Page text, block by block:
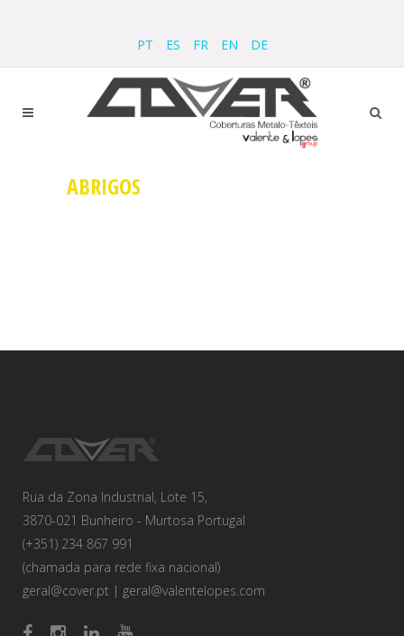
PT ES FR EN DE
ABRIGOS
Rua da Zona Industrial, Lote 15,
3870-021 Bunheiro - Murtosa Portugal
(+351) 234 867 991
(chamada para rede fixa nacional)
geral@cover.pt | geral@valentelopes.com